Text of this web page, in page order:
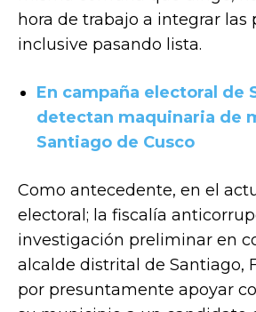
hora de trabajo a integrar las
inclusive pasando lista.
En campaña electoral de
detectan maquinaria de
Santiago de Cusco
Como antecedente, en el
electoral; la fiscalía
investigación preliminar en
alcalde distrital de Santiago,
por presuntamente apoyar